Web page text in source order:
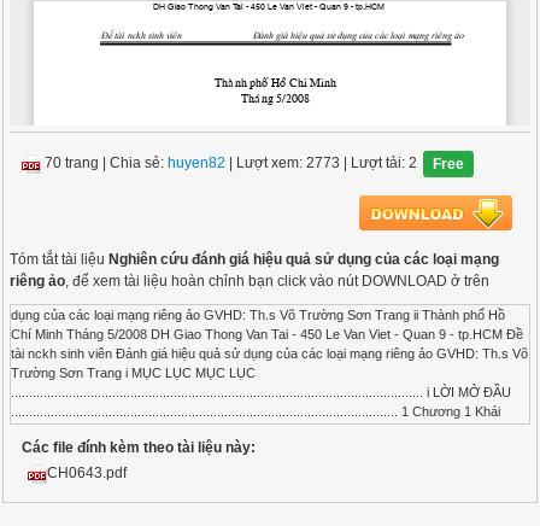
70 trang |Chia sẻ: huyen82 | Lượt xem: 2773 | Lượt tải: 2 Free
Tóm tắt tài liệu Nghiên cứu đánh giá hiệu quả sử dụng của các loại mạng
riêng ảo, để xem tài liệu hoàn chỉnh bạn click vào nút DOWNLOAD ở trên
dụng của các loại mạng riêng ảo GVHD: Th.s Võ Trường Sơn Trang ii Thành phố Hồ Chí Minh Tháng 5/2008 DH Giao Thong Van Tai - 450 Le Van Viet - Quan 9 - tp.HCM Đề tài nckh sinh viên Đánh giá hiệu quả sử dụng của các loại mạng riêng ảo GVHD: Th.s Võ Trường Sơn Trang i MỤC LỤC MỤC LỤC .................................................................................................................. i LỜI MỞ ĐẦU ........................................................................................................... 1 Chương 1 Khái quát về VPN .................................................................................... 2 1.1 Sự phát triển của các loại VPN ...........................................................................2 1.2 Khái niệm mạng riêng ảo. ...................................................................................3 1.3 Các thành phần cơ bản của VPN .........................................................................4 1.3.1 Máy chủ VPN. .............................................................................................4 1.3.2 Máy khách VPN. ..........................................................................................5 1.3.3 Bộ định tuyến VPN. .....................................................................................5 1.3.4 Bộ tập trung VPN. ........................................................................................7 1.3.5 Cổng nối VPN. .............................................................................................7 1.3.6 Tường lửa ....................................................................................................7 1.4 Các giao thức xây dựng IP-VPN ....................................................................... 10 1.4.1 IP Security ................................................................................................. 10 1.4.2 Giao thức đường hầm điểm-điểm PPTP ..................................................... 13 1.4.3 Giao thức đường hầm lớp 2 L2TP .............................................................. 16 Chương 2 .Đánh giá chung về hiệu quả sử dụng của mạng riêng ảo .................... 23 2.1 Các tiêu chí để đánh giá hiệu quả mạng sử dụng giải pháp VPN ........................... 23 2.2 Ưu điểm và khuyết điểm của VPN .................................................................... 24 2.2.1 Ưu điểm: .................................................................................................... 24 2.2.2 Khuyết điểm: ............................................................................................. 25 Chương 3 . Đánh giá hiệu quả sử dụng các loại VPN ............................................ 26 3.1 Đánh giá các loại VPN phân theo chức năng kết nối ......................................... 26 3.1.1 VPN truy cập từ xa:.................................................................................... 26 3.1.2 Intranet VPN: ............................................................................................. 28 3.1.3 Extraner VPN:............................................................................................ 30 3.2 Đánh giá các loại VPN phụ thuộc vào sự thực thi ............................................. 32 3.2.1 VPN phụ thuộc........................................................................................... 32 3.2.2 VPN độc lập ............................................................................................... 33 3.2.3 VPN hỗn hợp ............................................................................................. 33 3.3 Đánh giá các loại VPN dựa trên độ an tồn ....................................................... 35 3.3.1 VPN router tới router ................................................................................. 35 3.3.2 VPN tường lửa tới tường lửa ...................................................................... 37 3.3.3 VPN được khởi tạo bởi khách hàng : .......................................................... 39 3.3.4 VPN trực tiếp ............................................................................................. 40 3.4 Đánh giá VPN dựa theo lớp .............................................................................. 41 3.4.1 VPN lớp liên kết ........................................................................................ 41 3.4.2 VPN lớp mạng ........................................................................................... 43 3.5 Đánh giá các loại VPN dựa trên qui mơ mạng .................................................. 44 3.5.1 VPN cĩ quy mơ nhỏ ................................................................................... 44 3.5.2 VPN cĩ quy mơ nhỏ tới trung bình ............................................................. 44 3.5.3 VPN cĩ quy mơ trung bình ......................................................................... 45 3.5.4 VPN cĩ quy mơ trung bình đến lớn. ........................................................... 46 3.5.5 VPN cĩ quy mơ rất lớn............................................................................... 46 DH Giao Thong Van Tai - 450 Le Van Viet - Quan 9 - tp.HCM Đề tài nckh sinh viên Đánh giá hiệu quả sử dụng của các loại mạng riêng ảo GVHD: Th.s Võ Trường Sơn Trang ii 3.6 Đánh giá hiệu quả của VPN - MPLS ................................................................ 47 3.6.1 Tổng quan về VPN - MPLS ...................................................................... 47 3.6.2 Nhược điểm của VPN truyền thống. ........................................................... 48 3.6.3 Ưu điểm của MPLS VPN. .......................................................................... 51 3.6.4 Đánh giá hiệu quả của VPN MPLS ............................................................ 53 3.7 Đánh giá chi phí cung cấp dịch vụ truyền dữ liệu của một số nhà cung cấp dịch vụ tại Việt Nam ...................................................................................................... 55 3.7.1 Leased lines ............................................................................................... 55 3.7.2 Frame Relay ............................................................................................... 56 3.7.3 VPN ........................................................................................................... 56 3.7.4 Dịch vụ MegaWAN ................................................................................... 58 3.7.5 Đánh giá chung .......................................................................................... 61 KẾT LUẬN ............................................................................................................. 62 THUẬT NGỮ VIẾT TẮT....................................................................................... 63 TÀI LIỆU THAM KHẢO ...................................................................................... 65 Mục lục hình: Hình 1-1 : Mơ hình VPN ..............................................................................................3 Hình 1-2 : Các thành phần cơ bản của VPN .................................................................4 Hình 1-3: Khuơn dạng gĩi tin IPv4 trước và sau khi xử lý AH ................................... 11 Hình 1-4 : Khuơn dạng gĩi tin Ipv6 trước và sau khi xử lí AH ................................... 12 Hình 1-5: Khuơn dạng gĩi tin IPv4 trước và sau khi xử lý ESP .................................. 12 Hình 1-6: Khuơn dạng gĩi tin IPv4 trước và sau khi xử lý ESP .................................. 13 Hình 1-7 : Kiến trúc của PPTP ................................................................................... 14 Hình 1-8 : Đĩng gĩi PPTP/GRE ................................................................................ 14 Hình 1-9 : Cấu trúc gĩi dữ liệu trong đường hầm PPTP. ........................................... 15 Hình 1-10 : Đường hầm L2TP ................................................................................... 17 Hình 1-11 : Quá trình tạo đường hầm L2TP ............................................................... 19 Hình 1-12 : Quá trình đĩng gĩi dữ liệu trong đường hầm L2TP ................................. 20 Hình 1-13 : Quá trình mở gĩi dữ liệu trong đường hầm L2TP .................................... 21 Hình 3-1: Phương thức truy cập từ xa truyền thống .................................................... 26 Hình 3-2: VPN truy nhập từ xa .................................................................................. 27 Hình 3-3 : Mơ hình Intranet sử dụng mạng trục WAN ............................................... 28 Hình 3-4 : Mơ hình Intranet xây dựng dựa trên VPN.................................................. 29 Hình 3-5 : Mơ hình mạng Extranet truyền thống ........................................................ 30 Hình 3-6 : Mơ hình Extranet xây dựng dựa trên VPN ................................................ 31 Hình 3-7 : Cấu trúc VPN phụ thuộc ........................................................................... 32 Hình 3-8 : Cấu trúc VPN độc lập ............................................................................... 33 Hình 3-9 : VPN hỗn hợp, cĩ sự tham gia điều khiển của người dùng và nhà cung cấp dịch vụ ................................................................................................................ 34 Hình 3-10 : Cấu trúc VPN hỗn hợp nhưng cĩ sự điều khiển của nhiều nhà cung cấp .. 34 Hình 3-11 : Đường hầm đơn giao thức theo yêu cầu router tới router ......................... 35 Hình 3-12 : Đường hầm đa giao thức theo yêu cầu router tới router ........................... 36 Hình 3-13 : Các phiên VPN mã hĩa theo yêu cầu ...................................................... 37 Hình 3-14 : Đường hầm đơn giao thức theo yêu cầu tường lửa tới tường lửa ............. 38 DH Giao Thong Van Tai - 450 Le Van Viet - Quan
Các file đính kèm theo tài liệu này:
CH0643.pdf